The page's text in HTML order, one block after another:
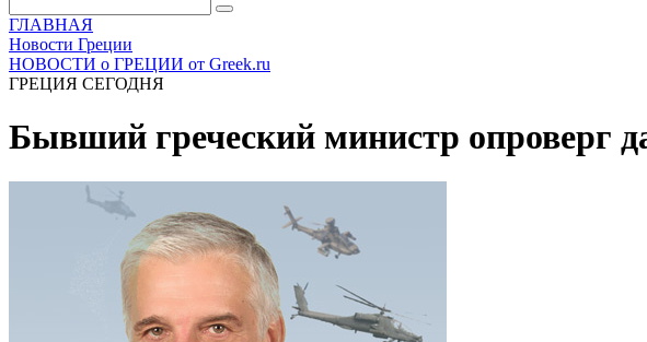
ГЛАВНАЯ
Новости Греции
НОВОСТИ о ГРЕЦИИ от Greek.ru
ГРЕЦИЯ СЕГОДНЯ
Бывший греческий министр опроверг